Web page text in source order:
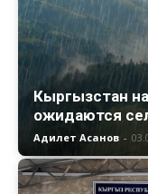
Кыргызстан
ожидаются
Адилет Асанов -